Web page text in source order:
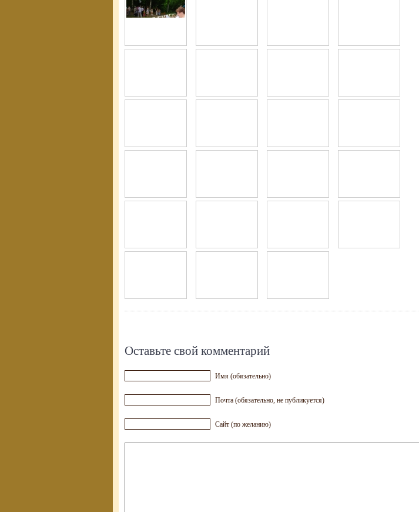
Оставьте свой комментарий
Имя (обязательно)
Почта (обязательно, не публикуется)
Сайт (по желанию)